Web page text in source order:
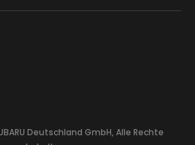
Deutschland GmbH, Alle Rechte